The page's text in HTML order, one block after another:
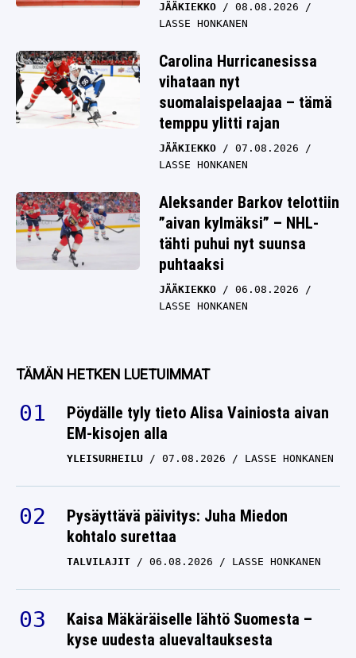
JÄÄKIEKKO
08.08.2026
LASSE HONKANEN
Carolina Hurricanesissa
vihataan nyt
suomalaispelaajaa – tämä
temppu ylitti rajan
JÄÄKIEKKO
07.08.2026
LASSE HONKANEN
Aleksander Barkov telottiin
”aivan kylmäksi” – NHL-
tähti puhui nyt suunsa
puhtaaksi
JÄÄKIEKKO
06.08.2026
LASSE HONKANEN
TÄMÄN HETKEN LUETUIMMAT
Pöydälle tyly tieto Alisa Vainiosta aivan
EM-kisojen alla
YLEISURHEILU 07.08.2026 LASSE HONKANEN
Pysäyttävä päivitys: Juha Miedon
kohtalo surettaa
TALVILAJIT 06.08.2026 LASSE HONKANEN
Kaisa Mäkäräiselle lähtö Suomesta –
kyse uudesta aluevaltauksesta